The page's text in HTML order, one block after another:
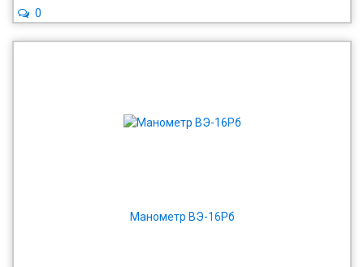
0
Манометр ВЭ-16Рб